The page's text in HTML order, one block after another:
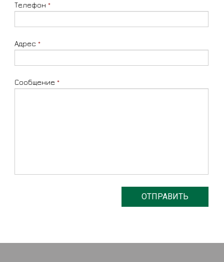
Телефон *
Адрес *
Сообщение *
ОТПРАВИТЬ